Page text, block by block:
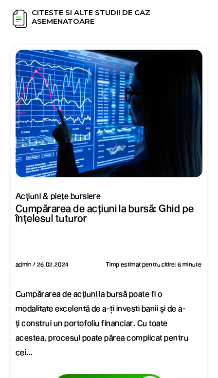
CITESTE SI ALTE STUDII DE CAZ
ASEMENATOARE
Acțiuni & piețe bursiere
Cumpărarea de acțiuni la bursă: Ghid pe
înțelesul tuturor
admin / 26.02.2024 Timp estimat pentru citire: 6 minute
Cumpărarea de acțiuni la bursă poate fi o
modalitate excelentă de a-ți investi banii și de a-
ți construi un portofoliu financiar. Cu toate
acestea, procesul poate părea complicat pentru
cei...